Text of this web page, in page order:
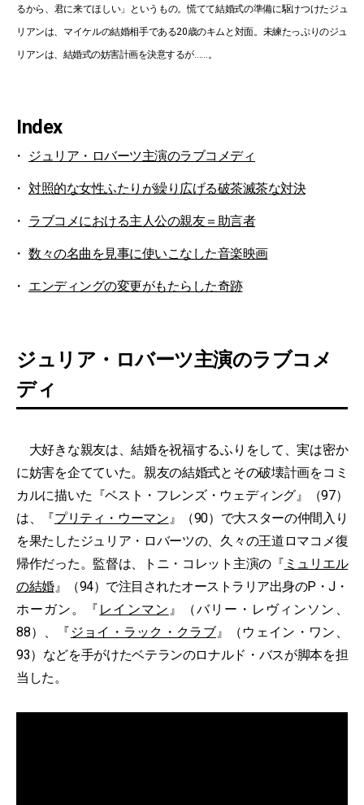
るから、君に来てほしい」というもの。慌てて結婚式の準備に駆けつけたジュ
リアンは、マイケルの結婚相手である20歳のキムと対面。未練たっぷりのジュ
リアンは、結婚式の妨害計画を決意するが……。
Index
ジュリア・ロバーツ主演のラブコメディ
対照的な女性ふたりが繰り広げる破茶滅茶な対決
ラブコメにおける主人公の親友＝助言者
数々の名曲を見事に使いこなした音楽映画
エンディングの変更がもたらした奇跡
ジュリア・ロバーツ主演のラブコメ
ディ
大好きな親友は、結婚を祝福するふりをして、実は密か
に妨害を企てていた。親友の結婚式とその破壊計画をコミ
カルに描いた『ベスト・フレンズ・ウェディング』（97）
は、『プリティ・ウーマン』（90）で大スターの仲間入り
を果たしたジュリア・ロバーツの、久々の王道ロマコメ復
帰作だった。監督は、トニ・コレット主演の『 ミュリエル
の結婚』（94）で注目されたオーストラリア出身のP・J・
ホーガン。『 レインマン 』（バリー・レヴィンソン、
88）、『 ジョイ・ラック・クラブ』（ウェイン・ワン、
93）などを手がけたベテランのロナルド・バスが脚本を担
当した。